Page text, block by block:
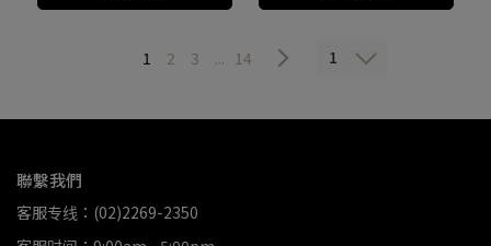
1 2 3 ... 14 1
聯繫我們
客服专线：(02)2269-2350